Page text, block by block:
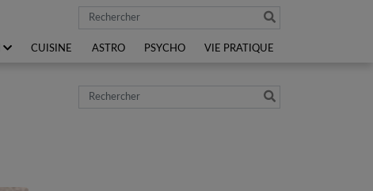
Rechercher
CUISINE ASTRO PSYCHO VIE PRATIQUE
Rechercher